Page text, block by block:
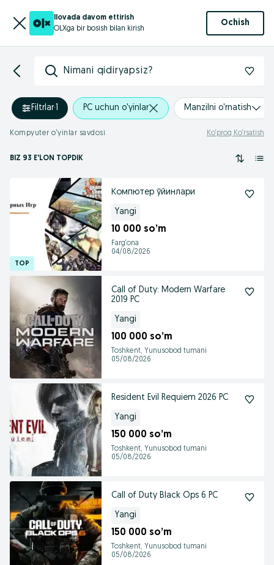
Ilovada davom ettirish
OLXga bir bosish bilan kirish
Ochish
Nimani qidiryapsiz?
Filtrlar·1 PC uchun o'yinlar Manzilni o'rnatish
Kompyuter o‘yinlar savdosi Ko‘proq Ko‘rsatish
BIZ 93 E'LON TOPDIK
Компютер ўйинлари
Yangi
10 000 so’m
Farg‘ona
04/08/2026
Call of Duty: Modern Warfare
2019 PC
Yangi
100 000 so’m
Toshkent, Yunusobod tumani
05/08/2026
Resident Evil Requiem 2026 PC
Yangi
150 000 so’m
Toshkent, Yunusobod tumani
05/08/2026
Call of Duty Black Ops 6 PC
Yangi
150 000 so’m
Toshkent, Yunusobod tumani
05/08/2026